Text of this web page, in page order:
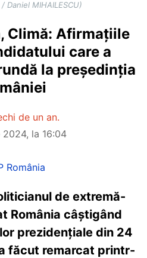
Daniel MIHAILESCU)
Climă: Afirmațiile
care a
la președinția
de un an.
la 16:04
România
de extremă-
România câștigând
prezidențiale din 24
făcut remarcat printr-